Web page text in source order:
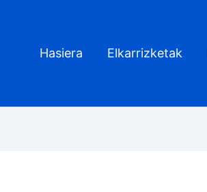
Hasiera Elkarrizketak